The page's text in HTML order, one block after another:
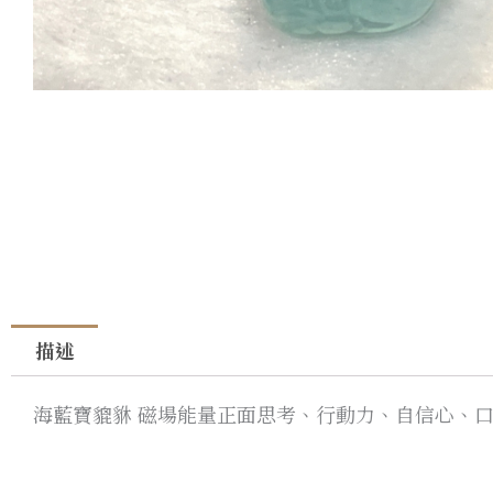
描述
海藍寶貔貅 磁場能量正面思考、行動力、自信心、